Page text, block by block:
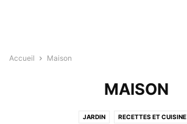
Accueil Maison
MAISON
JARDIN RECETTES ET CUISINE